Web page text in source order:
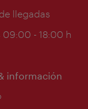
llegadas
09:00 - 18:00 h
información